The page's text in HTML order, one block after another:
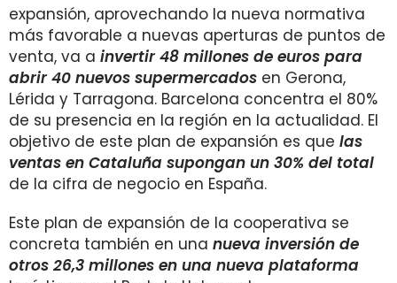
expansión, aprovechando la nueva normativa
más favorable a nuevas aperturas de puntos de
venta, va a invertir 48 millones de euros para
abrir 40 nuevos supermercados en Gerona,
Lérida y Tarragona. Barcelona concentra el 80%
de su presencia en la región en la actualidad. El
objetivo de este plan de expansión es que las
ventas en Cataluña supongan un 30% del total
de la cifra de negocio en España.
Este plan de expansión de la cooperativa se
concreta también en una nueva inversión de
otros 26,3 millones en una nueva plataforma